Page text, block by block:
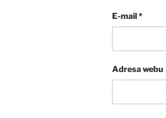
E-mail*
Adresa webu